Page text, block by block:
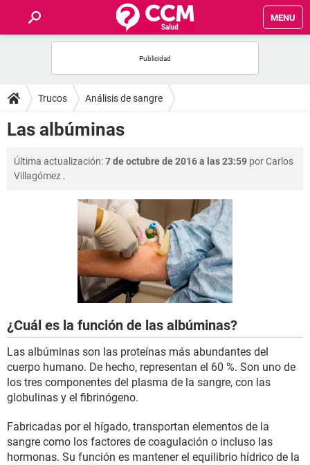
MENU
FOROS
SALUD
FAMILIA
Trucos Análisis de sangre
Las albúminas
Última actualización:7 de octubre de 2016 a las 23:59 porCarlos
Villagómez .
¿Cuál es la función de las albúminas?
Las albúminas son las proteínas más abundantes del
cuerpo humano. De hecho, representan el 60 %. Son uno de
los tres componentes del plasma de la sangre, con las
globulinas y el fibrinógeno.
Fabricadas por el hígado, transportan elementos de la
sangre como los factores de coagulación o incluso las
hormonas. Su función es mantener el equilibrio hídrico de la